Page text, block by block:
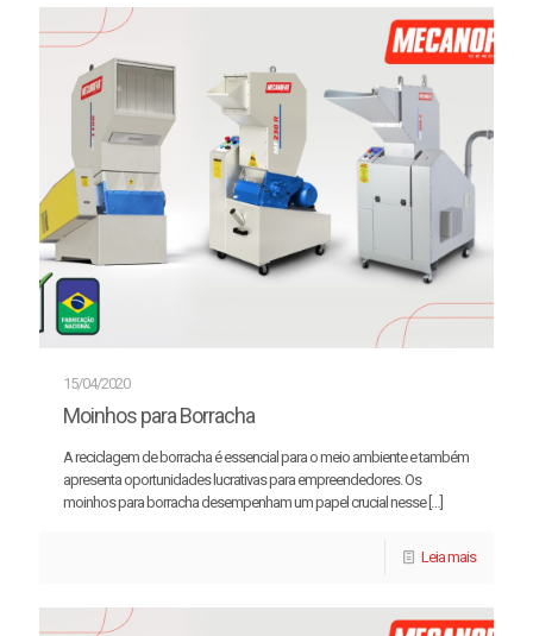
15/04/2020
Moinhos para Borracha
A reciclagem de borracha é essencial para o meio ambiente e também
apresenta oportunidades lucrativas para empreendedores. Os
moinhos para borracha desempenham um papel crucial nesse[…]
Leia mais